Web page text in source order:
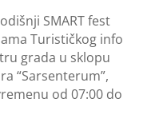
SMART fest
Turističkog info
grada u sklopu
“Sarsenterum”,
od 07:00 do